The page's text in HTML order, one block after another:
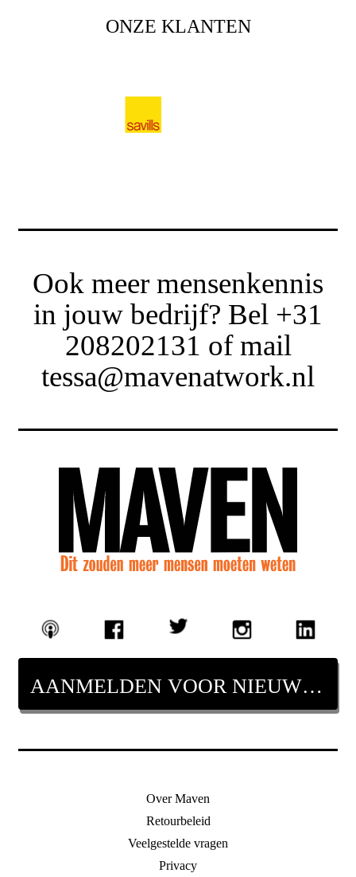
ONZE KLANTEN
Ook meer mensenkennis
in jouw bedrijf? Bel +31
208202131 of mail
tessa@mavenatwork.nl
AANMELDEN VOOR NIEUWSBRIEF
Over Maven
Retourbeleid
Veelgestelde vragen
Privacy